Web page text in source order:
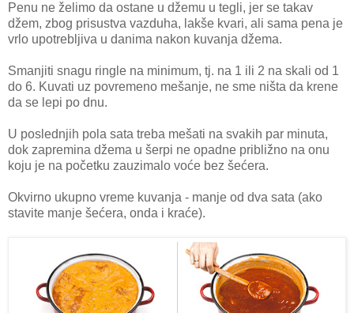
Penu ne želimo da ostane u džemu u tegli, jer se takav
džem, zbog prisustva vazduha, lakše kvari, ali sama pena je
vrlo upotrebljiva u danima nakon kuvanja džema.
Smanjiti snagu ringle na minimum, tj. na 1 ili 2 na skali od 1
do 6. Kuvati uz povremeno mešanje, ne sme ništa da krene
da se lepi po dnu.
U poslednjih pola sata treba mešati na svakih par minuta,
dok zapremina džema u šerpi ne opadne približno na onu
koju je na početku zauzimalo voće bez šećera.
Okvirno ukupno vreme kuvanja - manje od dva sata (ako
stavite manje šećera, onda i kraće).